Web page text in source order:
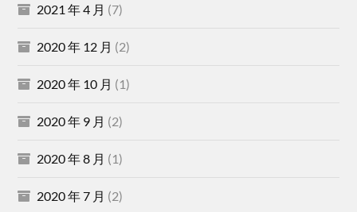
2021 年 4 月 (7)
2020 年 12 月 (2)
2020 年 10 月 (1)
2020 年 9 月 (2)
2020 年 8 月 (1)
2020 年 7 月 (2)